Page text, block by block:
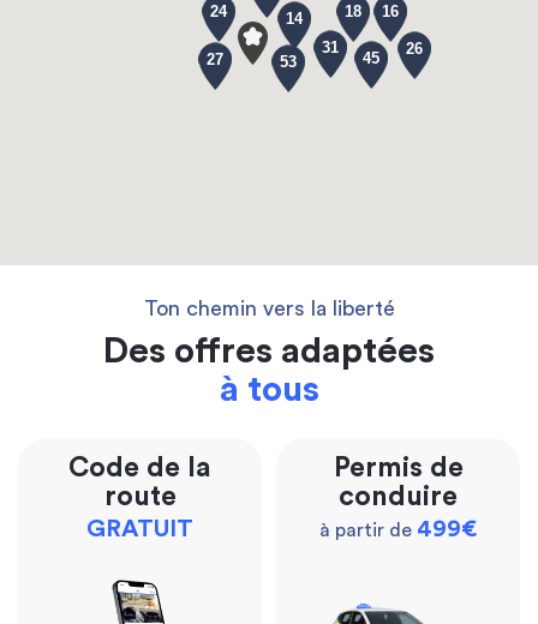
16
26
53
14
45
18
24
31
27
Ton chemin vers la liberté
Des offres adaptées
à tous
Code de la
route
GRATUIT
Permis de
conduire
à partir de 499€